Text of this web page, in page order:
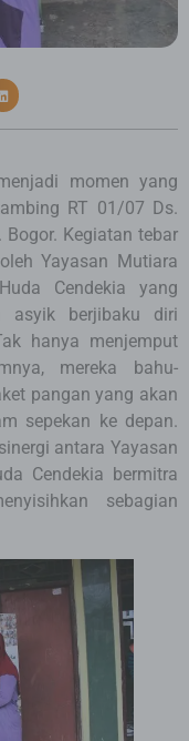
momen yang
RT 01/07 Ds.
Bogor. Kegiatan tebar
Yayasan Mutiara
Cendekia yang
asyik berjibaku diri
hanya menjemput
mereka bahu-
pangan yang akan
sepekan ke depan.
antara Yayasan
Cendekia bermitra
sebagian